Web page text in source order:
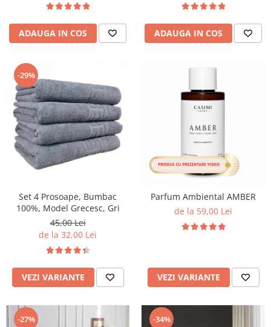
ADAUGA IN COS ADAUGA IN COS
-29%
Set 4 Prosoape, Bumbac
100%, Model Grecesc, Gri
45,00 Lei
de la 32,00 Lei
VEZI VARIANTE
Parfum Ambiental AMBER
de la 59,00 Lei
VEZI VARIANTE
-27% -34%